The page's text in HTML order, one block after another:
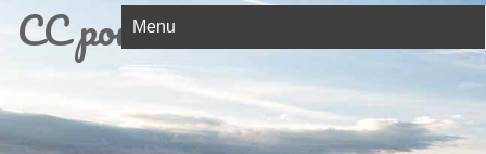
CC porte ouest de la dombes
Menu